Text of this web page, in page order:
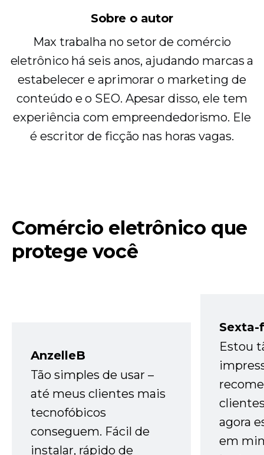
Sobre o autor
Max trabalha no setor de comércio
eletrônico há seis anos, ajudando marcas a
estabelecer e aprimorar o marketing de
conteúdo e o SEO. Apesar disso, ele tem
experiência com empreendedorismo. Ele
é escritor de ficção nas horas vagas.
Comércio eletrônico que
protege você
AnzelleB
Tão simples de usar –
até meus clientes mais
tecnofóbicos
conseguem. Fácil de
instalar, rápido de
Sexta-
Estou
agora
em